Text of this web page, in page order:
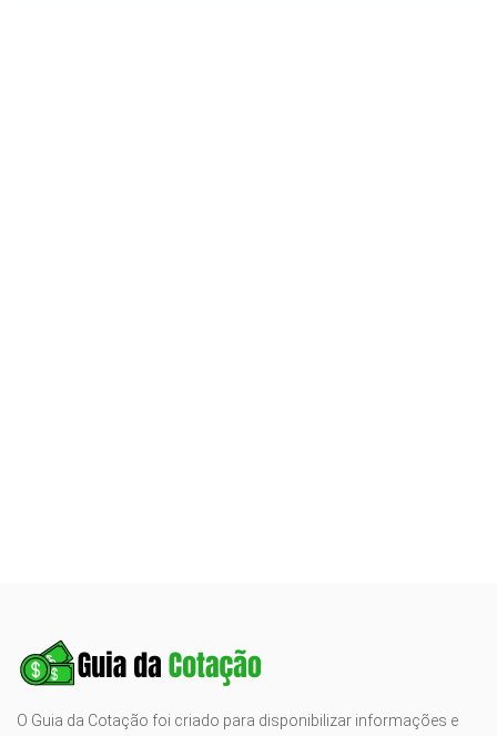
O Guia da Cotação foi criado para disponibilizar informações e